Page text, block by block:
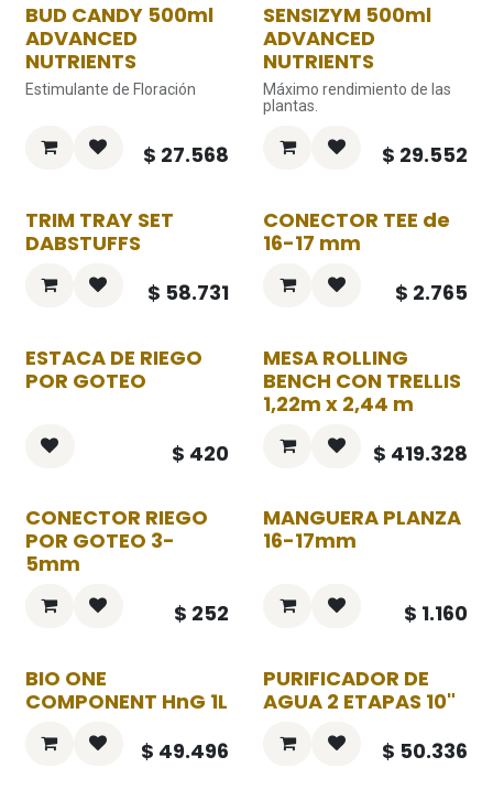
BUD CANDY 500ml
ADVANCED
NUTRIENTS
Estimulante de Floración
$ 27.568
SENSIZYM 500ml
ADVANCED
NUTRIENTS
Máximo rendimiento de las
plantas.
$ 29.552
TRIM TRAY SET
DABSTUFFS
$ 58.731
CONECTOR TEE de
16-17 mm
$ 2.765
ESTACA DE RIEGO
POR GOTEO
$ 420
MESA ROLLING
BENCH CON TRELLIS
1,22m x 2,44 m
$ 419.328
CONECTOR RIEGO
POR GOTEO 3-
5mm
$ 252
MANGUERA PLANZA
16-17mm
$ 1.160
BIO ONE
COMPONENT HnG 1L
$ 49.496
PURIFICADOR DE
AGUA 2 ETAPAS 10"
$ 50.336